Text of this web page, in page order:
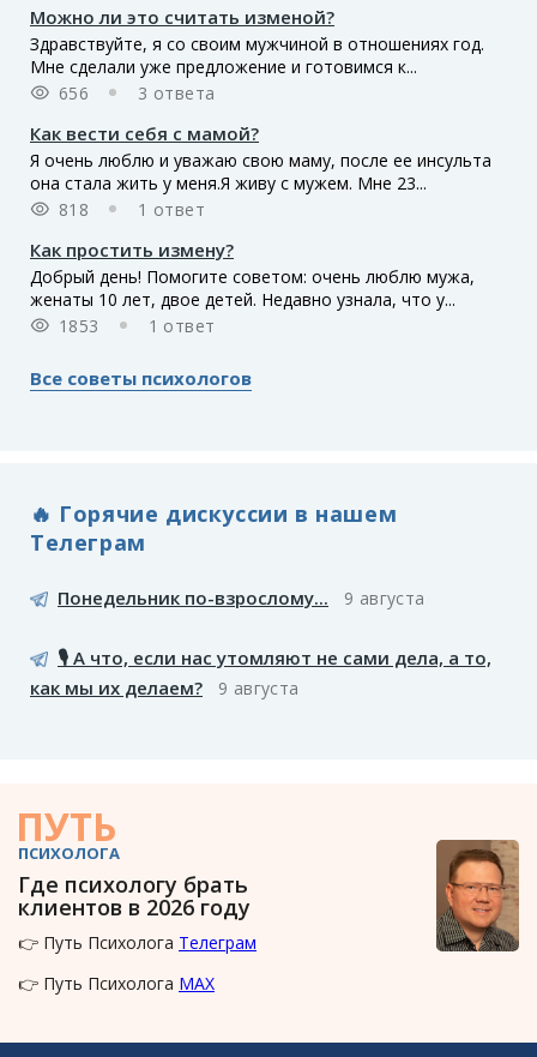
Можно ли это считать изменой?
Здравствуйте, я со своим мужчиной в отношениях год.
Мне сделали уже предложение и готовимся к...
656
3 ответа
Как вести себя с мамой?
Я очень люблю и уважаю свою маму, после ее инсульта
она стала жить у меня.Я живу с мужем. Мне 23...
818
1 ответ
Как простить измену?
Добрый день! Помогите советом: очень люблю мужа,
женаты 10 лет, двое детей. Недавно узнала, что у...
1853
1 ответ
Все советы психологов
🔥 Горячие дискуссии в нашем
Телеграм
Понедельник по-взрослому... 9 августа
🎙️ А что, если нас утомляют не сами дела, а то,
как мы их делаем?
9 августа
ПУТЬ
ПСИХОЛОГА
Где психологу брать
клиентов в 2026 году
👉 Путь Психолога Телеграм
👉 Путь Психолога MAX